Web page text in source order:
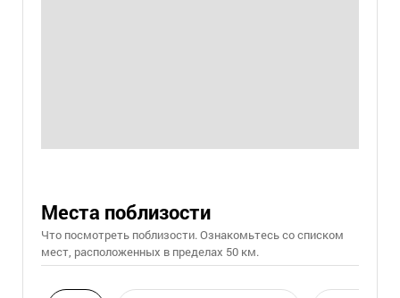
Места поблизости
Что посмотреть поблизости. Ознакомьтесь со списком
мест, расположенных в пределах 50 км.